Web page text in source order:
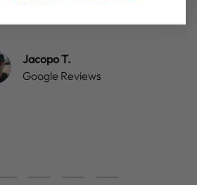
Jacopo T.
Google Reviews